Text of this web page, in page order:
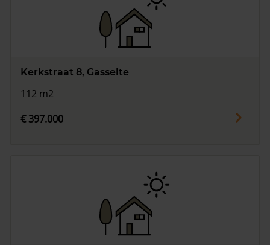
Kerkstraat 8, Gasselte
112 m2
€ 397.000